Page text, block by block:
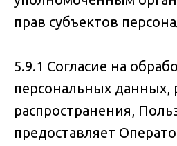
прав субъектов
5.9.1 Согласие на
персональных данных,
распространения,
предоставляет